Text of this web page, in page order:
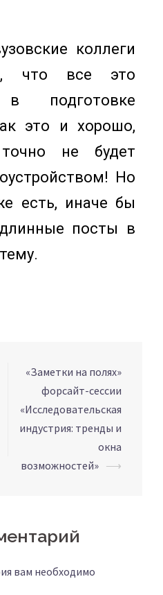
коллеги
что все это
в подготовке
это и хорошо,
не будет
Но
есть, иначе бы
посты в
«Заметки на полях»
форсайт-сессии
«Исследовательская
индустрия: тренды и
окна
возможностей» ⟶
вам необходимо